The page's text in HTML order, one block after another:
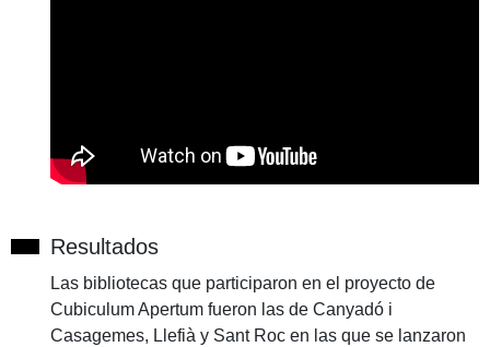
Resultados
Las bibliotecas que participaron en el proyecto de
Cubiculum Apertum fueron las de Canyadó i
Casagemes, Llefià y Sant Roc en las que se lanzaron